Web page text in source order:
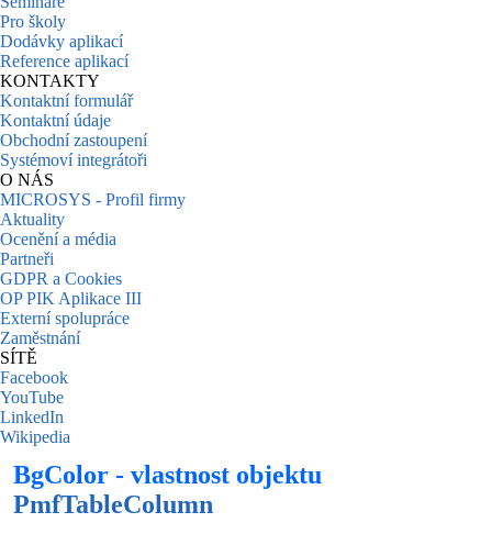
Pro školy
Dodávky aplikací
Reference aplikací
KONTAKTY
Kontaktní formulář
Kontaktní údaje
Obchodní zastoupení
Systémoví integrátoři
O NÁS
MICROSYS - Profil firmy
Aktuality
Ocenění a média
Partneři
GDPR a Cookies
OP PIK Aplikace III
Externí spolupráce
Zaměstnání
SÍTĚ
Facebook
YouTube
LinkedIn
Wikipedia
BgColor - vlastnost objektu
PmfTableColumn